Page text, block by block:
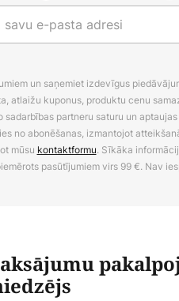
un saņemiet izdevīgus
atlaižu kuponus, produktu cenu
partneru saturu un
no abonēšanas, izmantojot
mūsu kontaktformu. Sīkāka
pasūtījumiem virs 99 €. Nav